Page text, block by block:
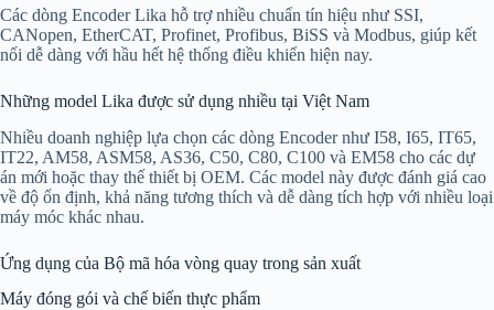
Các dòng Encoder Lika hỗ trợ nhiều chuẩn tín hiệu như SSI,
CANopen, EtherCAT, Profinet, Profibus, BiSS và Modbus, giúp kết
nối dễ dàng với hầu hết hệ thống điều khiển hiện nay.
Những model Lika được sử dụng nhiều tại Việt Nam
Nhiều doanh nghiệp lựa chọn các dòng Encoder như I58, I65, IT65,
IT22, AM58, ASM58, AS36, C50, C80, C100 và EM58 cho các dự
án mới hoặc thay thế thiết bị OEM. Các model này được đánh giá cao
về độ ổn định, khả năng tương thích và dễ dàng tích hợp với nhiều loại
máy móc khác nhau.
Ứng dụng của Bộ mã hóa vòng quay trong sản xuất
Máy đóng gói và chế biến thực phẩm